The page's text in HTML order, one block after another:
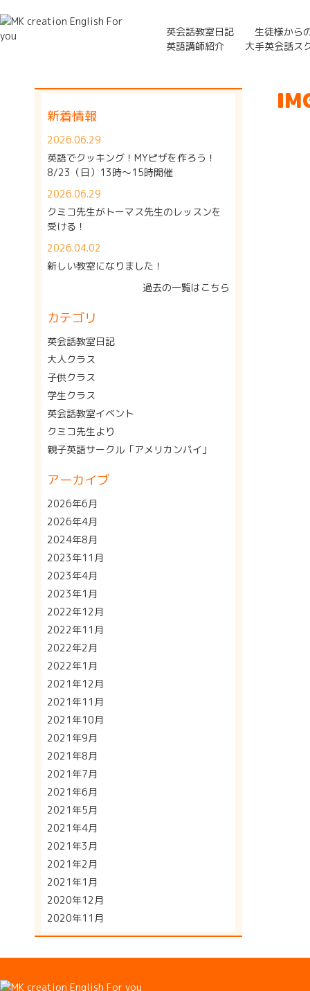
英会話教室日記
生徒様から
英語講師紹介
大手英会話ス
新着情報
2026.06.29
英語でクッキング！MYピザを作ろう！
8/23（日）13時～15時開催
2026.06.29
クミコ先生がトーマス先生のレッスンを
受ける！
2026.04.02
新しい教室になりました！
過去の一覧はこちら
カテゴリ
英会話教室日記
大人クラス
子供クラス
学生クラス
英会話教室イベント
クミコ先生より
親子英語サークル「アメリカンパイ」
アーカイブ
2026年6月
2026年4月
2024年8月
2023年11月
2023年4月
2023年1月
2022年12月
2022年11月
2022年2月
2022年1月
2021年12月
2021年11月
2021年10月
2021年9月
2021年8月
2021年7月
2021年6月
2021年5月
2021年4月
2021年3月
2021年2月
2021年1月
2020年12月
2020年11月